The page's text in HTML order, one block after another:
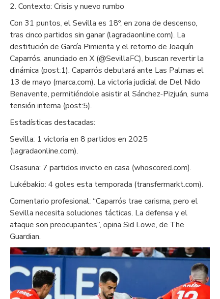
2. Contexto: Crisis y nuevo rumbo
Con 31 puntos, el Sevilla es 18º, en zona de descenso,
tras cinco partidos sin ganar (lagradaonline.com). La
destitución de García Pimienta y el retorno de Joaquín
Caparrós, anunciado en X (@SevillaFC), buscan revertir la
dinámica (post:1). Caparrós debutará ante Las Palmas el
13 de mayo (marca.com). La victoria judicial de Del Nido
Benavente, permitiéndole asistir al Sánchez-Pizjuán, suma
tensión interna (post:5).
Estadísticas destacadas:
Sevilla: 1 victoria en 8 partidos en 2025
(lagradaonline.com).
Osasuna: 7 partidos invicto en casa (whoscored.com).
Lukébakio: 4 goles esta temporada (transfermarkt.com).
Comentario profesional: “Caparrós trae carisma, pero el
Sevilla necesita soluciones tácticas. La defensa y el
ataque son preocupantes”, opina Sid Lowe, de The
Guardian.